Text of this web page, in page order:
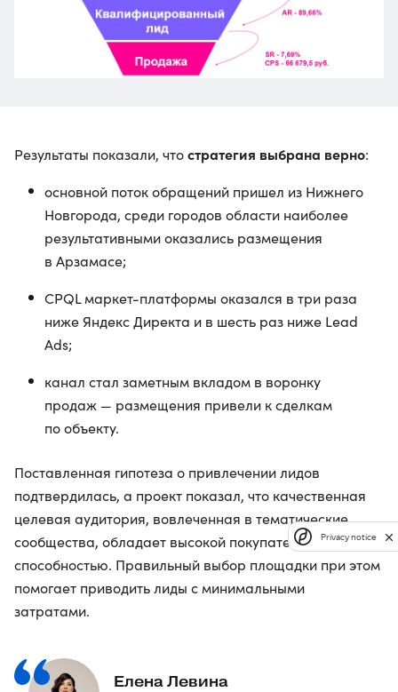
Результаты показали, чтостратегия выбрана верно:
основной поток обращений пришел из Нижнего
Новгорода, среди городов области наиболее
результативными оказались размещения
в Арзамасе;
CPQL маркет-платформы оказался в три раза
ниже Яндекс Директа и в шесть раз ниже Lead
Ads;
канал стал заметным вкладом в воронку
продаж — размещения привели к сделкам
по объекту.
Поставленная гипотеза о привлечении лидов
подтвердилась, а проект показал, что качественная
целевая аудитория, вовлеченная в тематические
сообщества, обладает высокой покупательской
способностью. Правильный выбор площадки при этом
помогает приводить лиды с минимальными
затратами.
Елена Левина
Privacy notice